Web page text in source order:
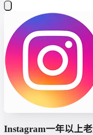
Instagram一年以上